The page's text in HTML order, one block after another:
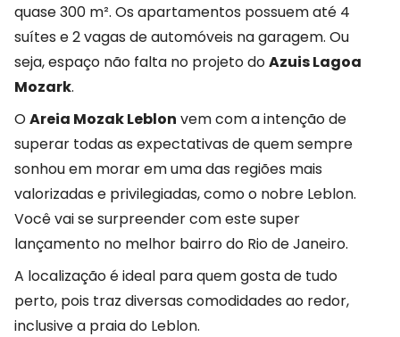
quase 300 m². Os apartamentos possuem até 4
suítes e 2 vagas de automóveis na garagem. Ou
seja, espaço não falta no projeto doAzuis Lagoa
Mozark.
OAreia Mozak Leblon vem com a intenção de
superar todas as expectativas de quem sempre
sonhou em morar em uma das regiões mais
valorizadas e privilegiadas, como o nobre Leblon.
Você vai se surpreender com este super
lançamento no melhor bairro do Rio de Janeiro.
A localização é ideal para quem gosta de tudo
perto, pois traz diversas comodidades ao redor,
inclusive a praia do Leblon.